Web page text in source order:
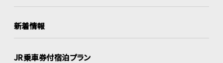
新着情報
JR乗車券付宿泊プラン